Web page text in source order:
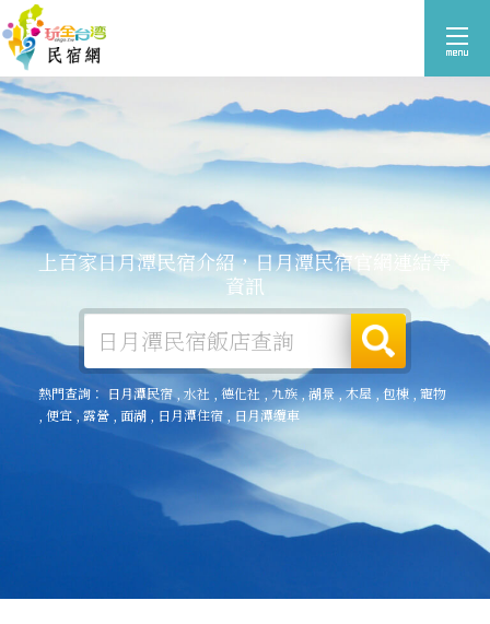
上百家日月潭民宿介紹，日月潭民宿官網連結等
資訊
熱門查詢： 日月潭民宿 水社 德化社 ,九族,湖景,木屋,包棟 寵物
便宜, 露營 面湖 日月潭住宿 日月潭纜車